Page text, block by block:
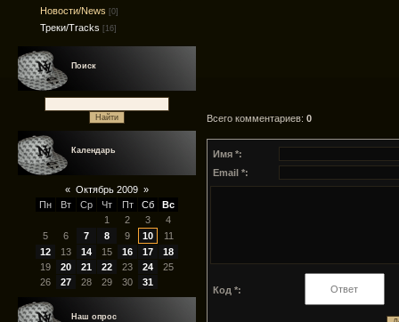
Новости/News [0]
Треки/Tracks [16]
Поиск
Календарь
« Октябрь 2009 »
Пн
Вт Ср Чт Пт Сб
Вс
1
2 3
4
5
6 7 8 9 10
11
12
13 14 15 16 17
18
19
20 21 22 23 24
25
26
27 28 29 30 31
Наш опрос
Всего комментариев: 0
Имя *:
Email *:
Код *: